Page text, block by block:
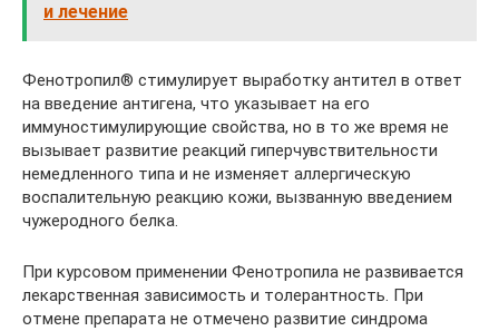
и лечение
Фенотропил® стимулирует выработку антител в ответ
на введение антигена, что указывает на его
иммуностимулирующие свойства, но в то же время не
вызывает развитие реакций гиперчувствительности
немедленного типа и не изменяет аллергическую
воспалительную реакцию кожи, вызванную введением
чужеродного белка.
При курсовом применении Фенотропила не развивается
лекарственная зависимость и толерантность. При
отмене препарата не отмечено развитие синдрома